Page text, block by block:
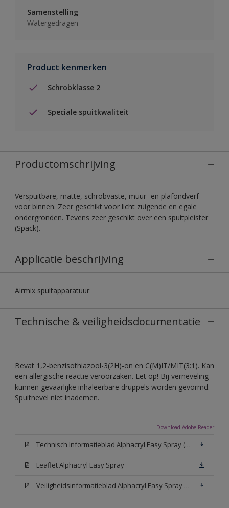
Samenstelling
Watergedragen
Product kenmerken
Schrobklasse 2
Speciale spuitkwaliteit
Productomschrijving
Verspuitbare, matte, schrobvaste, muur- en plafondverf
voor binnen. Zeer geschikt voor licht zuigende en egale
ondergronden. Tevens zeer geschikt over een spuitpleister
(Spack).
Applicatie beschrijving
Airmix spuitapparatuur
Technische & veiligheidsdocumentatie
Bevat 1,2-benzisothiazool-3(2H)-on en C(M)IT/MIT(3:1). Kan
een allergische reactie veroorzaken. Let op! Bij verneveling
kunnen gevaarlijke inhaleerbare druppels worden gevormd.
Spuitnevel niet inademen.
Download Adobe Reader
Technisch Informatieblad Alphacryl Easy Spray (PDF)
Leaflet Alphacryl Easy Spray
Veiligheidsinformatieblad Alphacryl Easy Spray White W05 (MSDS)